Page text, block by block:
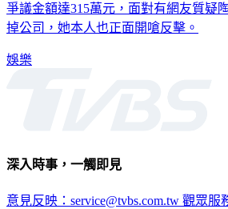
爭議金額達315萬元，面對有網友質疑
掉公司，她本人也正面開嗆反擊。
娛樂
深入時事，一觸即見
意見反映：service@tvbs.com.tw 觀眾服